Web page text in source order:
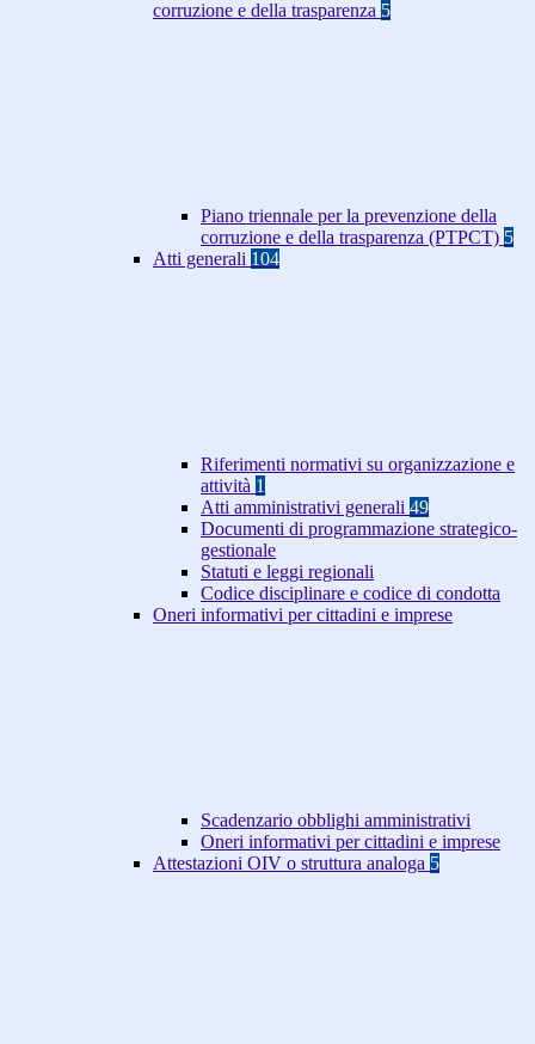
corruzione e della trasparenza 5
Piano triennale per la prevenzione della
corruzione e della trasparenza (PTPCT) 5
Atti generali 104
Riferimenti normativi su organizzazione e
attività 1
Atti amministrativi generali 49
Documenti di programmazione strategico-
gestionale
Statuti e leggi regionali
Codice disciplinare e codice di condotta
Oneri informativi per cittadini e imprese
Scadenzario obblighi amministrativi
Oneri informativi per cittadini e imprese
Attestazioni OIV o struttura analoga 5